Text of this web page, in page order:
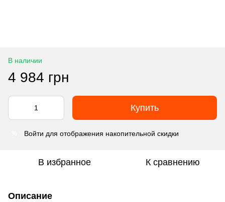
В наличии
4 984 грн
Купить
Войти для отображения накопительной скидки
В избранное К сравнению
Описание